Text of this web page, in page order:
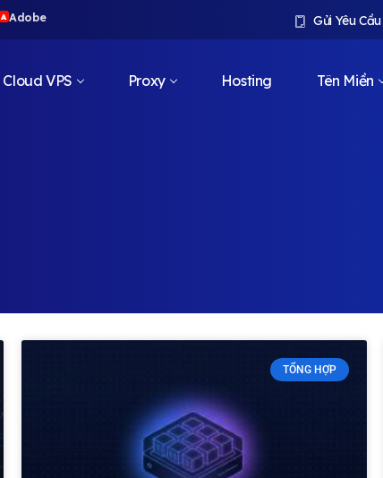
A Adobe Gửi Yêu
Cloud VPS Proxy Hosting Tên Miền
TỔNG HỢP